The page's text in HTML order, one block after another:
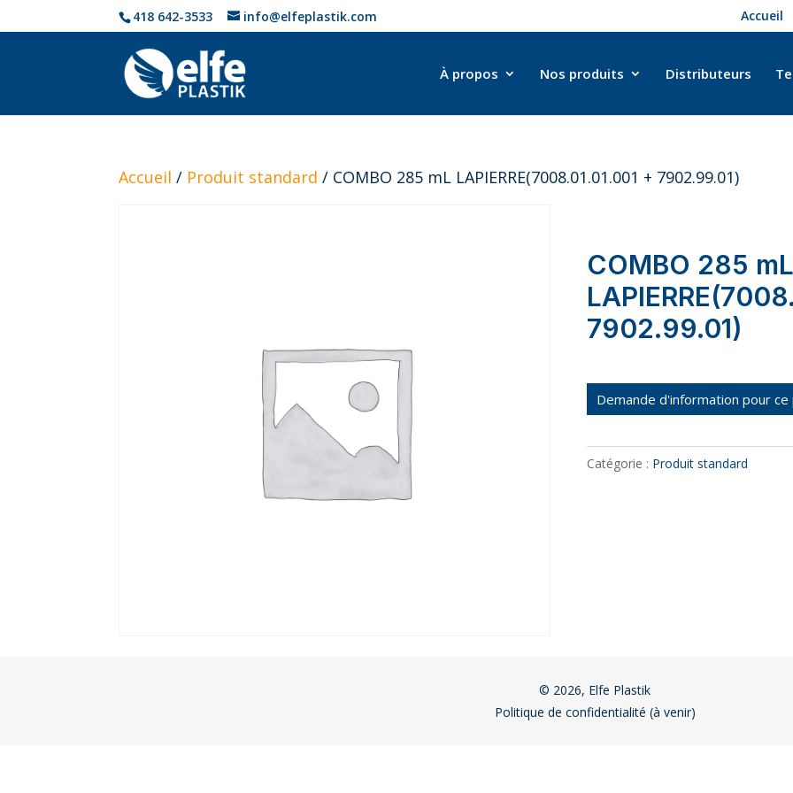
418 642-3533 info@elfeplastik.com Accueil
À propos Nos produits Distributeurs
Accueil / Produit standard / COMBO 285 mL LAPIERRE(7008.01.01.001 + 7902.99.01)
COMBO 285 mL
7902.99.01)
Demande d'information pour
Catégorie : Produit standard
© 2026, Elfe Plastik
Politique de confidentialité (à venir)